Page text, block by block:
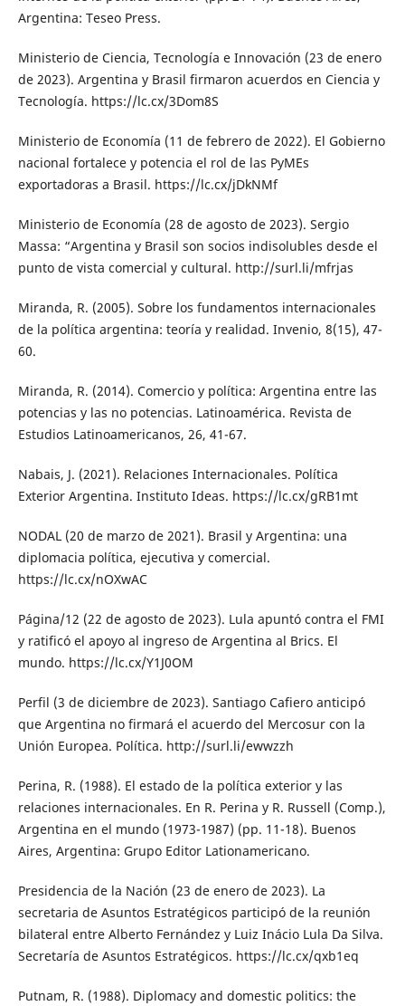
Argentina: Teseo Press.
Ministerio de Ciencia, Tecnología e Innovación (23 de enero
de 2023). Argentina y Brasil firmaron acuerdos en Ciencia y
Tecnología. https://lc.cx/3Dom8S
Ministerio de Economía (11 de febrero de 2022). El Gobierno
nacional fortalece y potencia el rol de las PyMEs
exportadoras a Brasil. https://lc.cx/jDkNMf
Ministerio de Economía (28 de agosto de 2023). Sergio
Massa: “Argentina y Brasil son socios indisolubles desde el
punto de vista comercial y cultural. http://surl.li/mfrjas
Miranda, R. (2005). Sobre los fundamentos internacionales
de la política argentina: teoría y realidad. Invenio, 8(15), 47-
60.
Miranda, R. (2014). Comercio y política: Argentina entre las
potencias y las no potencias. Latinoamérica. Revista de
Estudios Latinoamericanos, 26, 41-67.
Nabais, J. (2021). Relaciones Internacionales. Política
Exterior Argentina. Instituto Ideas. https://lc.cx/gRB1mt
NODAL (20 de marzo de 2021). Brasil y Argentina: una
diplomacia política, ejecutiva y comercial.
https://lc.cx/nOXwAC
Página/12 (22 de agosto de 2023). Lula apuntó contra el FMI
y ratificó el apoyo al ingreso de Argentina al Brics. El
mundo. https://lc.cx/Y1J0OM
Perfil (3 de diciembre de 2023). Santiago Cafiero anticipó
que Argentina no firmará el acuerdo del Mercosur con la
Unión Europea. Política. http://surl.li/ewwzzh
Perina, R. (1988). El estado de la política exterior y las
relaciones internacionales. En R. Perina y R. Russell (Comp.),
Argentina en el mundo (1973-1987) (pp. 11-18). Buenos
Aires, Argentina: Grupo Editor Lationamericano.
Presidencia de la Nación (23 de enero de 2023). La
secretaria de Asuntos Estratégicos participó de la reunión
bilateral entre Alberto Fernández y Luiz Inácio Lula Da Silva.
Secretaría de Asuntos Estratégicos. https://lc.cx/qxb1eq
Putnam, R. (1988). Diplomacy and domestic politics: the